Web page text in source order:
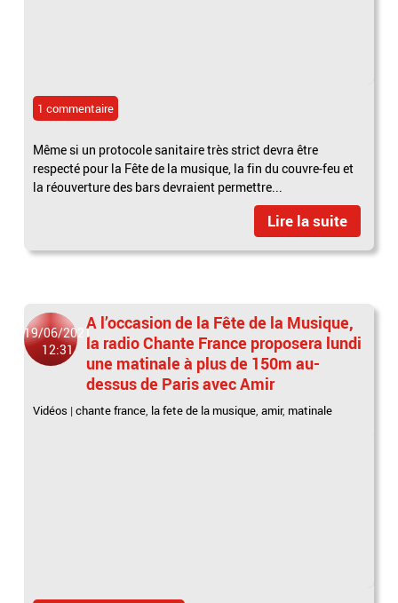
1 commentaire
Même si un protocole sanitaire très strict devra être
respecté pour la Fête de la musique, la fin du couvre-feu et
la réouverture des bars devraient permettre...
Lire la suite
19/06/2021
12:31
A l’occasion de la Fête de la Musique,
la radio Chante France proposera lundi
une matinale à plus de 150m au-
dessus de Paris avec Amir
Vidéos |chante france, la fete de la musique,amir, matinale